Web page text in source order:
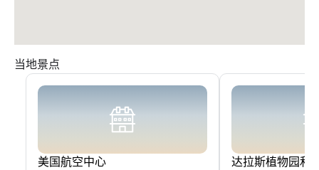
当地景点
美国航空中心 达拉斯植物园和